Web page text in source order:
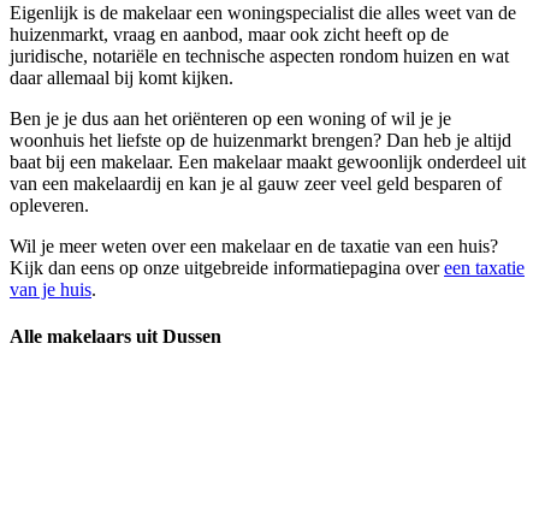
Eigenlijk is de makelaar een woningspecialist die alles weet van de
huizenmarkt, vraag en aanbod, maar ook zicht heeft op de
juridische, notariële en technische aspecten rondom huizen en wat
daar allemaal bij komt kijken.
Ben je je dus aan het oriënteren op een woning of wil je je
woonhuis het liefste op de huizenmarkt brengen? Dan heb je altijd
baat bij een makelaar. Een makelaar maakt gewoonlijk onderdeel uit
van een makelaardij en kan je al gauw zeer veel geld besparen of
opleveren.
Wil je meer weten over een makelaar en de taxatie van een huis?
Kijk dan eens op onze uitgebreide informatiepagina overeen taxatie
van je huis.
Alle makelaars uit Dussen